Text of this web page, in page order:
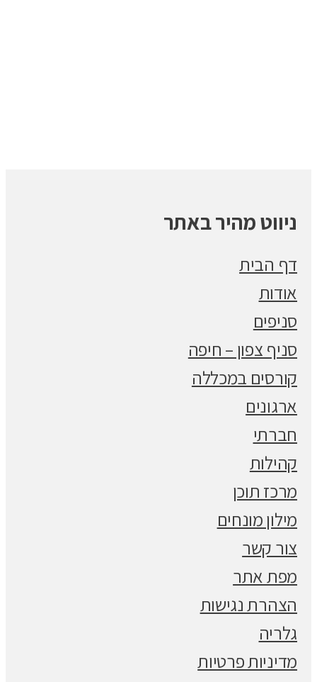
ניווט מהיר באתר
דף הבית
אודות
סניפים
סניף צפון – חיפה
קורסים במכללה
ארגונים
חברתי
קהילות
מרכז תוכן
מילון מונחים
צור קשר
מפת אתר
הצהרת נגישות
גלריה
מדיניות פרטיות